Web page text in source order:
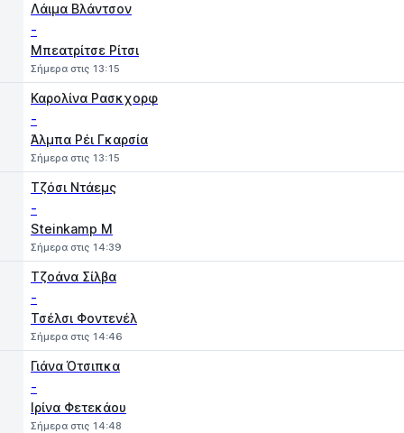
Λάιμα Βλάντσον
-
Μπεατρίτσε Ρίτσι
Σήμερα στις 13:15
Καρολίνα Ρασκχορφ
-
Άλμπα Ρέι Γκαρσία
Σήμερα στις 13:15
Τζόσι Ντάεμς
-
Steinkamp M
Σήμερα στις 14:39
Τζοάνα Σίλβα
-
Τσέλσι Φοντενέλ
Σήμερα στις 14:46
Γιάνα Ότσιπκα
-
Ιρίνα Φετεκάου
Σήμερα στις 14:48